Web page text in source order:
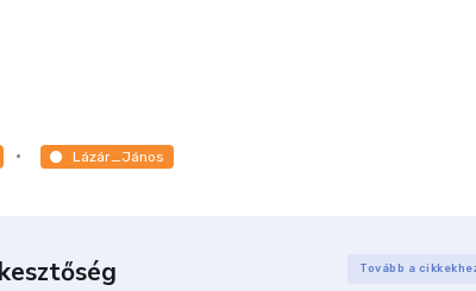
Lázár_János
Tovább a